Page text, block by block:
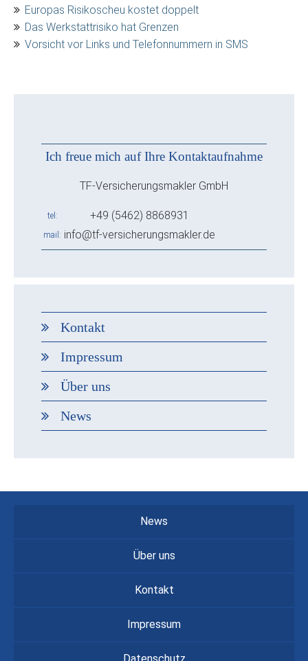
Europas Risikoscheu kostet doppelt
Das Werkstattrisiko hat Grenzen
Vorsicht vor Links und Telefonnummern in SMS
Ich freue mich auf Ihre Kontaktaufnahme
TF-Versicherungsmakler GmbH
tel +49 (5462) 8868931
mail info@tf-versicherungsmakler.de
Kontakt
Impressum
Über uns
News
News
Über uns
Kontakt
Impressum